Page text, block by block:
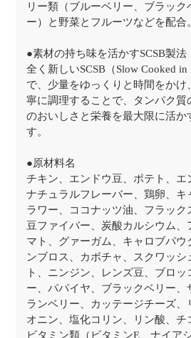
リー類（ブルーベリー、ブラック
ー）と野菜とフルーツなどを配合
●素材の持ち味を活かすSCSB製法
全く新しいSCSB（Slow Cooked in
で、少量をゆっくりと時間をか
寧に調理することで、タンパク質
のおいしさと栄養を最大限に活か
す。
●原材料名
チキン、エンドウ豆、ポテト、エ
ナチュラルフレーバー、鶏卵、キ
ラワー、ココナッツ油、フラック
豆ファイバー、炭酸カルシウム、
マト、グァーガム、キャロブパウ
ンブロス、カボチャ、スクワッシ
ト、ニンジン、レンズ豆、ブロッ
ー、パパイヤ、ブラックベリー、
ランベリー、カッテージチーズ、
オニン、塩化コリン、リン酸、チ
ビタミン類（ビタミンE、ナイア